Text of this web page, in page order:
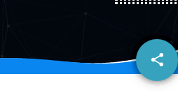
share
email